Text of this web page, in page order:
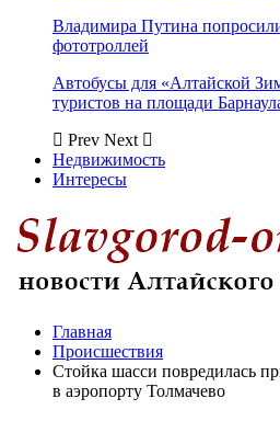
Владимира Путина
фототроллей
Автобусы для «Алтайской
туристов на площади
Prev Next
Недвижимость
Интересы
Главная
Происшествия
Стойка шасси повредилась
в аэропорту Толмачево